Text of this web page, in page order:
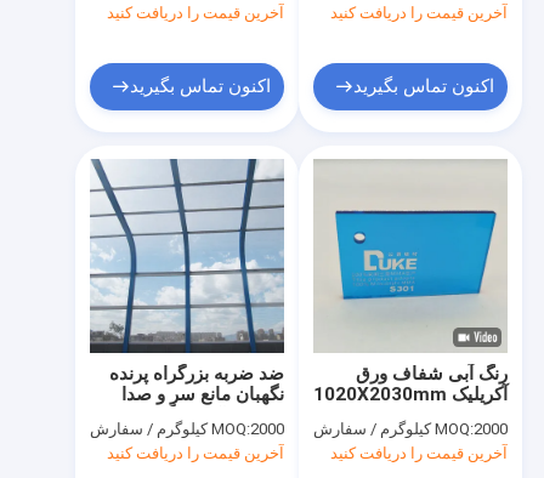
آخرین قیمت را دریافت کنید
اکنون تماس بگیرید
آخرین قیمت را دریافت کنید
اکنون تماس بگیرید
ضد ضربه بزرگراه پرنده
نگهبان مانع سر و صدا
صفحه پلکسی گلاس
شفافMOQ:2000 کیلوگرم / سفارش
آخرین قیمت را دریافت کنید
رنگ آبی شفاف ورق
آکریلیک 1020X2030mm
MOQ:2000 کیلوگرم / سفارش
آخرین قیمت را دریافت کنید